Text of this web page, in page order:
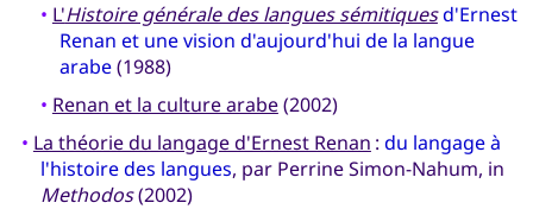
• L'Histoire générale des langues sémitiquesd'Ernest
Renan et une vision d'aujourd'hui de la langue
arabe(1988)
• Renan et la culture arabe(2002)
• La théorie du langage d'Ernest Renan : du langage à
l'histoire des langues, par Perrine Simon-Nahum, in
Methodos(2002)